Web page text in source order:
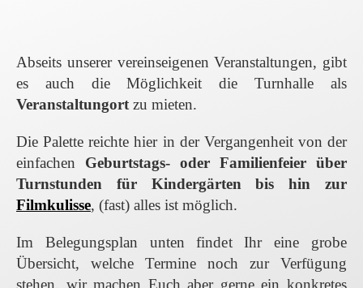
Abseits unserer vereinseigenen Veranstaltungen, gibt
es auch die Möglichkeit die Turnhalle als
Veranstaltungort zu mieten.
Die Palette reichte hier in der Vergangenheit von der
einfachen Geburtstags- oder Familienfeier über
Turnstunden für Kindergärten bis hin zur
Filmkulisse, (fast) alles ist möglich.
Im Belegungsplan unten findet Ihr eine grobe
Übersicht, welche Termine noch zur Verfügung
stehen, wir machen Euch aber gerne ein konkretes